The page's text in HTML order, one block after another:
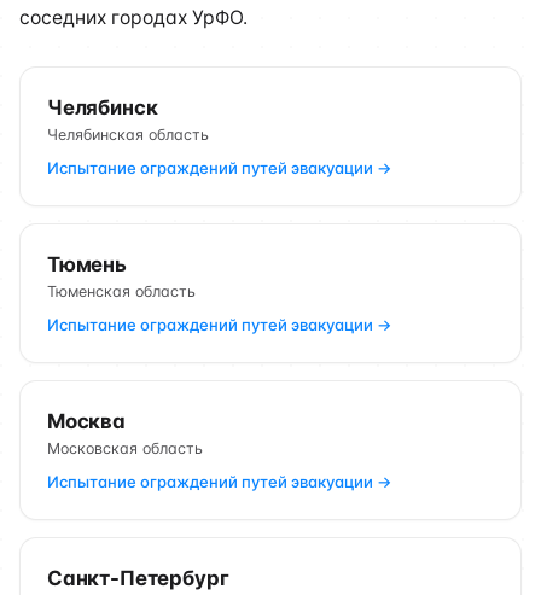
соседних городах УрФО.
Челябинск
Челябинская область
Испытание ограждений путей эвакуации →
Тюмень
Тюменская область
Испытание ограждений путей эвакуации →
Москва
Московская область
Испытание ограждений путей эвакуации →
Санкт-Петербург